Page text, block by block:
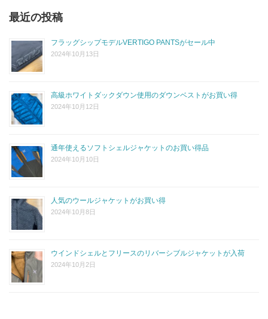
最近の投稿
フラッグシップモデルVERTIGO PANTSがセール中
2024年10月13日
高級ホワイトダックダウン使用のダウンベストがお買い得
2024年10月12日
通年使えるソフトシェルジャケットのお買い得品
2024年10月10日
人気のウールジャケットがお買い得
2024年10月8日
ウインドシェルとフリースのリバーシブルジャケットが入荷
2024年10月2日